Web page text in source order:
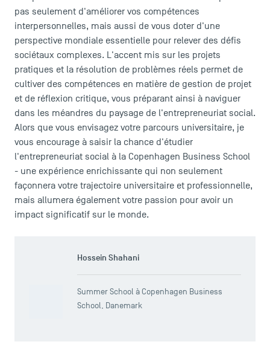
pas seulement d'améliorer vos compétences
interpersonnelles, mais aussi de vous doter d'une
perspective mondiale essentielle pour relever des défis
sociétaux complexes. L'accent mis sur les projets
pratiques et la résolution de problèmes réels permet de
cultiver des compétences en matière de gestion de projet
et de réflexion critique, vous préparant ainsi à naviguer
dans les méandres du paysage de l'entrepreneuriat social.
Alors que vous envisagez votre parcours universitaire, je
vous encourage à saisir la chance d'étudier
l'entrepreneuriat social à la Copenhagen Business School
- une expérience enrichissante qui non seulement
façonnera votre trajectoire universitaire et professionnelle,
mais allumera également votre passion pour avoir un
impact significatif sur le monde.
Hossein Shahani
Summer School à Copenhagen Business
School, Danemark